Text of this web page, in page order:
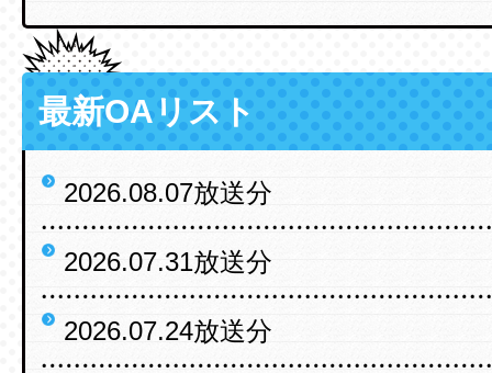
最新OAリスト
2026.08.07放送分
2026.07.31放送分
2026.07.24放送分